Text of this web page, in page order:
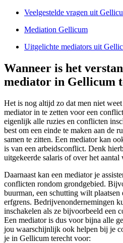
Veelgestelde vragen uit
Mediation Gellicum
Uitgelichte mediators uit
Wanneer is het
mediator in Gellicum
Het is nog altijd zo dat men niet
mediator in te zetten voor een
eigenlijk alle ruzies en conflicten
best om een einde te maken aan de
samen te zitten. Een mediator kan
is van een arbeidsconflict. Denk
uitgekeerde salaris of over het aantal
Daarnaast kan een mediator je
conflicten rondom grondgebied.
buurman, een schutting wilt plaatsen
erfgrens. Bedrijvenondernemingen
inschakelen als ze bijvoorbeeld een
Een mediator is dus voor bijna alle
jou waarschijnlijk ook helpen bij je
je in Gellicum terecht voor: